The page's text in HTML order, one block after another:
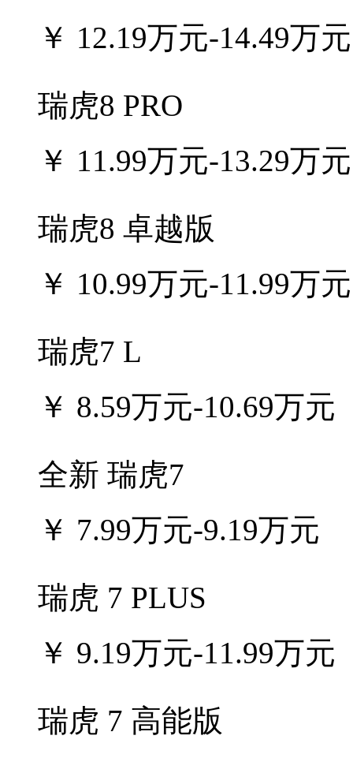
￥ 12.19万元-14.49万元
瑞虎8 PRO
￥ 11.99万元-13.29万元
瑞虎8 卓越版
￥ 10.99万元-11.99万元
瑞虎7 L
￥ 8.59万元-10.69万元
全新 瑞虎7
￥ 7.99万元-9.19万元
瑞虎 7 PLUS
￥ 9.19万元-11.99万元
瑞虎 7 高能版